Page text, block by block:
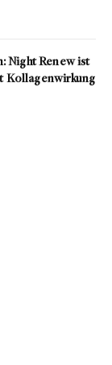
Night Renew ist
Kollagenwirkung